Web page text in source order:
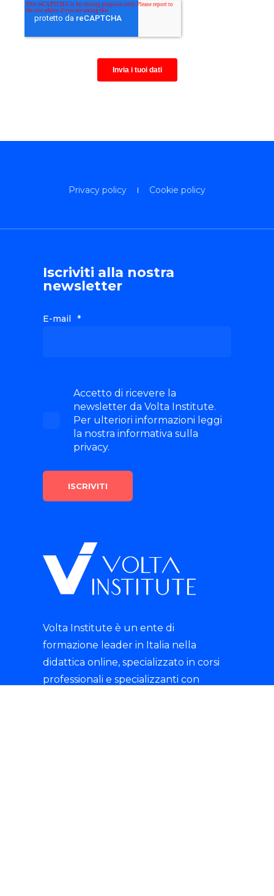
Privacy policy Cookie policy
Iscriviti alla nostra
newsletter
E-mail *
Accetto di ricevere la
newsletter da Volta Institute.
Per ulteriori informazioni leggi
la nostra informativa sulla
privacy.
Volta Institute è un ente di
formazione leader in Italia nella
didattica online, specializzato in corsi
professionali e specializzanti con